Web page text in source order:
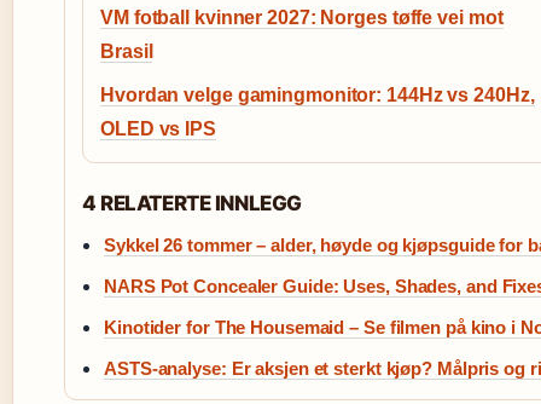
VM fotball kvinner 2027: Norges tøffe vei mot
Brasil
Hvordan velge gamingmonitor: 144Hz vs 240Hz,
OLED vs IPS
4 RELATERTE INNLEGG
Sykkel 26 tommer – alder, høyde og kjøpsguide for
NARS Pot Concealer Guide: Uses, Shades, and
Kinotider for The Housemaid – Se filmen på kino i
ASTS-analyse: Er aksjen et sterkt kjøp? Målpris og